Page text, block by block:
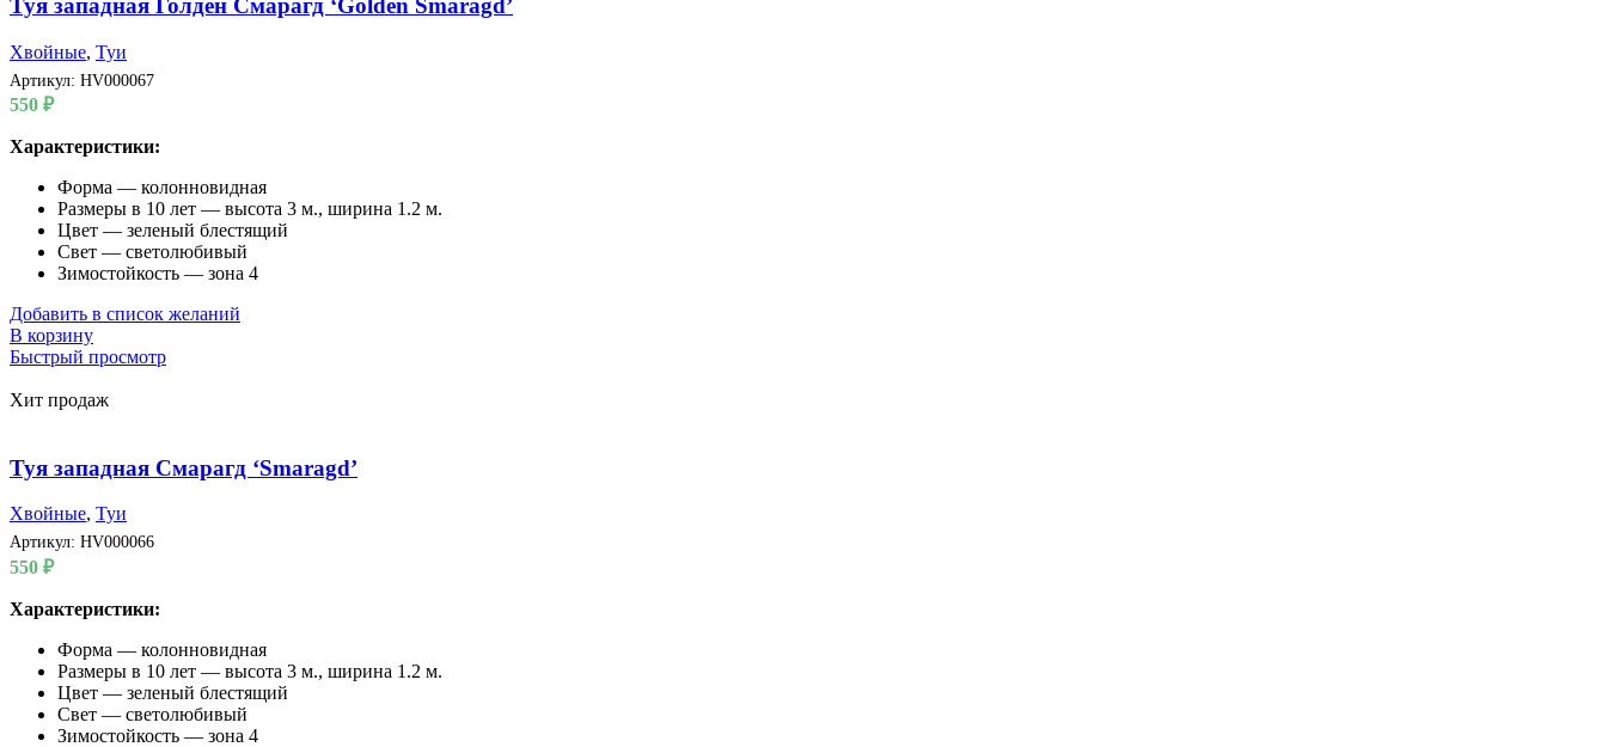
Туя западная Голден Смарагд ‘Golden Smaragd’
Хвойные, Туи
Артикул: HV000067
550 ₽
Характеристики:
Форма — колонновидная
Размеры в 10 лет — высота 3 м., ширина 1.2 м.
Цвет — зеленый блестящий
Свет — светолюбивый
Зимостойкость — зона 4
Добавить в список желаний
В корзину
Быстрый просмотр
Хит продаж
Туя западная Смарагд ‘Smaragd’
Хвойные, Туи
Артикул: HV000066
550 ₽
Характеристики:
Форма — колонновидная
Размеры в 10 лет — высота 3 м., ширина 1.2 м.
Цвет — зеленый блестящий
Свет — светолюбивый
Зимостойкость — зона 4